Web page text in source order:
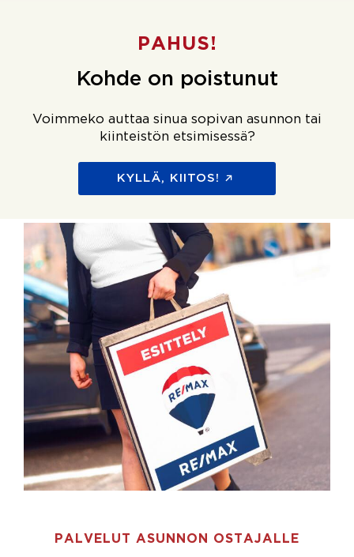
PAHUS!
Kohde on poistunut
Voimmeko auttaa sinua sopivan asunnon tai
kiinteistön etsimisessä?
KYLLÄ, KIITOS!
PALVELUT ASUNNON OSTAJALLE